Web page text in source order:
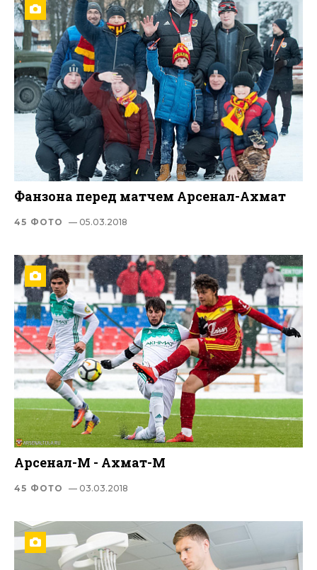
Фанзона перед матчем Арсенал-Ахмат
45 ФОТО — 05.03.2018
Арсенал-М - Ахмат-М
45 ФОТО — 03.03.2018